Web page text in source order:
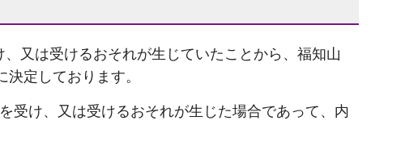
又は受けるおそれが生じていたことから、福知山
定しております。
受け、又は受けるおそれが生じた場合であって、内